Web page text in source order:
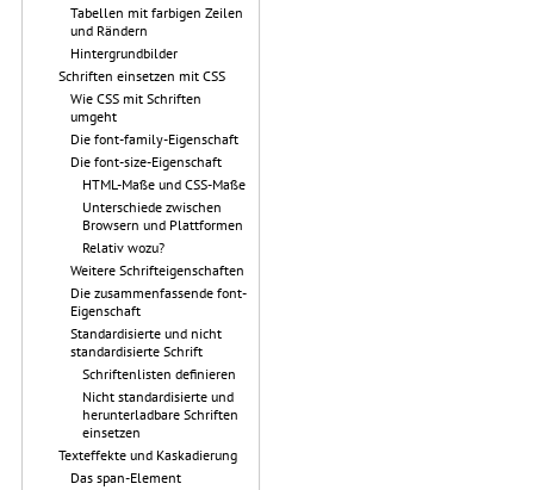
Tabellen mit farbigen Zeilen
und Rändern
Hintergrundbilder
Schriften einsetzen mit CSS
Wie CSS mit Schriften
umgeht
Die font-family-Eigenschaft
Die font-size-Eigenschaft
HTML-Maße und CSS-Maße
Unterschiede zwischen
Browsern und Plattformen
Relativ wozu?
Weitere Schrifteigenschaften
Die zusammenfassende font-
Eigenschaft
Standardisierte und nicht
standardisierte Schrift
Schriftenlisten definieren
Nicht standardisierte und
herunterladbare Schriften
einsetzen
Texteffekte und Kaskadierung
Das span-Element